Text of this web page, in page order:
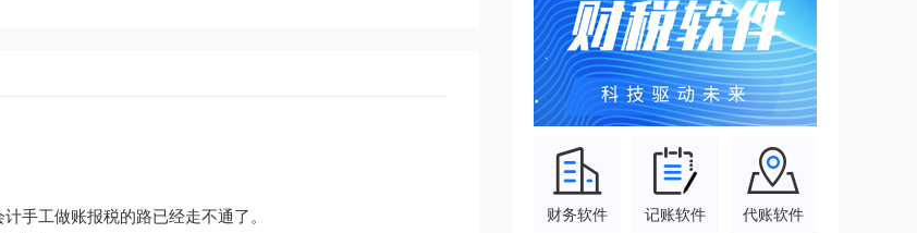
手工做账报税的路已经走不通了。
财务软件 记账软件 代账软件